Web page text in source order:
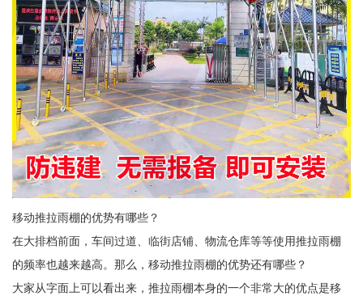
移动推拉雨棚的优势有哪些？
在大排档前面，车间过道、临街店铺、物流仓库等等使用推拉雨棚
的频率也越来越高。那么，移动推拉雨棚的优势还有哪些？
大家从字面上可以看出来，推拉雨棚本身的一个非常大的优点是移